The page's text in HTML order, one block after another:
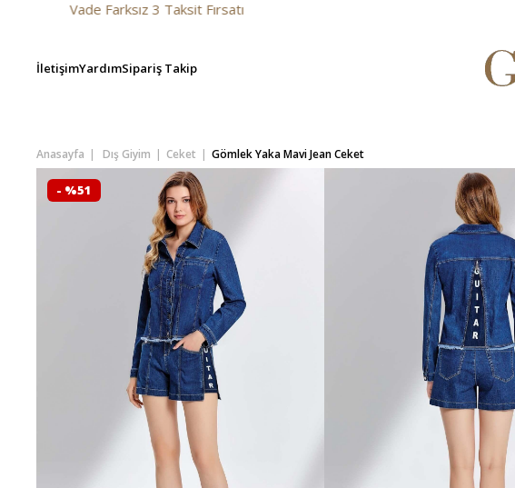
Farksız 3 Taksit Fırsatı
İletişimYardımSipariş Takip
Anasayfa Dış Giyim Ceket Gömlek Yaka Mavi Jean Ceket
- %51